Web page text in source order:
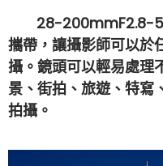
28-200mmF2.8-
攜帶，讓攝影師可以於
攝。鏡頭可以輕易處理
景、街拍、旅遊、特寫
拍攝。